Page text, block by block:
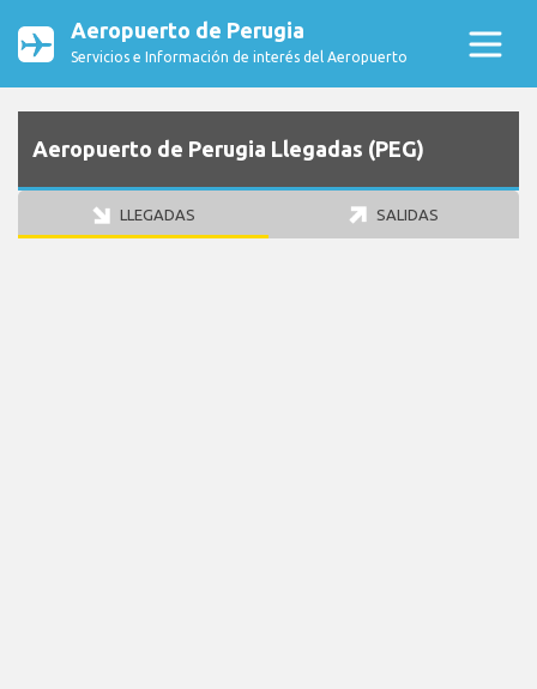
Aeropuerto de Perugia
Servicios e Información de interés del Aeropuerto
Aeropuerto de Perugia Llegadas (PEG)
LLEGADAS SALIDAS